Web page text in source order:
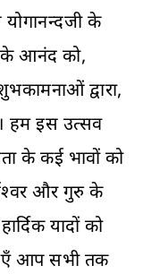
के
के आनंद को,
द्वारा,
हम इस उत्सव
के कई भावों को
और गुरु के
यादों को
आप सभी तक